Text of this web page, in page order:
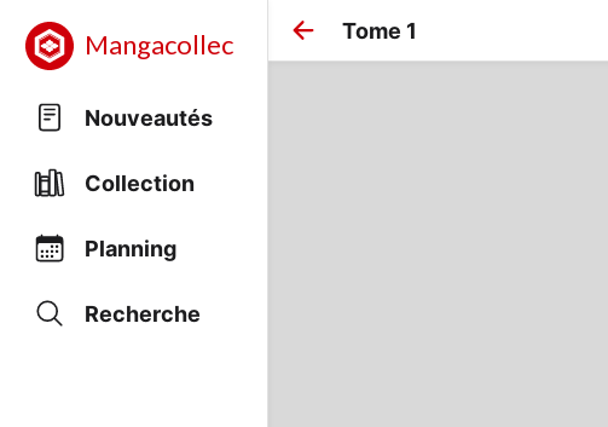
Mangacollec
Nouveautés
Collection
Planning
Recherche
Tome 1